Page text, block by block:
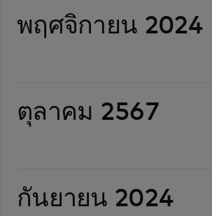
พฤศจิกายน 2024
ตุลาคม 2567
กันยายน 2024